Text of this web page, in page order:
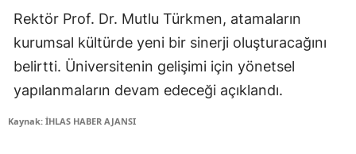
Rektör Prof. Dr. Mutlu Türkmen, atamaların
kurumsal kültürde yeni bir sinerji oluşturacağını
belirtti. Üniversitenin gelişimi için yönetsel
yapılanmaların devam edeceği açıklandı.
Kaynak: İHLAS HABER AJANSI